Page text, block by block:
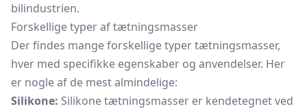
bilindustrien.
Forskellige typer af tætningsmasser
Der findes mange forskellige typer tætningsmasser,
hver med specifikke egenskaber og anvendelser. Her
er nogle af de mest almindelige:
Silikone: Silikone tætningsmasser er kendetegnet ved